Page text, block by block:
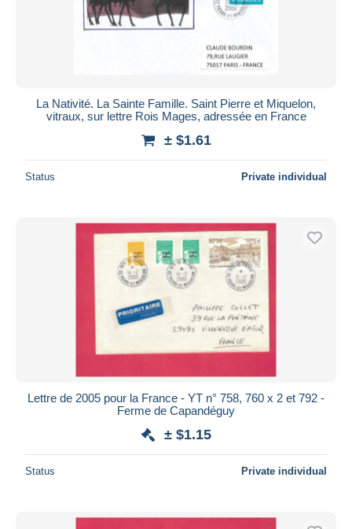
La Nativité. La Sainte Famille. Saint Pierre et Miquelon,
vitraux, sur lettre Rois Mages, adressée en France
± $1.61
Status Private individual
Lettre de 2005 pour la France - YT n° 758, 760 x 2 et 792 -
Ferme de Capandéguy
± $1.15
Status Private individual